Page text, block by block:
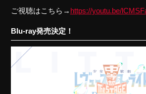
ご視聴はこちら→ https://youtu.be/
Blu-ray発売決定！